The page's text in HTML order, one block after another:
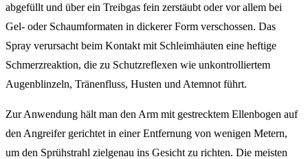
abgefüllt und über ein Treibgas fein zerstäubt oder vor allem bei
Gel- oder Schaumformaten in dickerer Form verschossen. Das
Spray verursacht beim Kontakt mit Schleimhäuten eine heftige
Schmerzreaktion, die zu Schutzreflexen wie unkontrolliertem
Augenblinzeln, Tränenfluss, Husten und Atemnot führt.
Zur Anwendung hält man den Arm mit gestrecktem Ellenbogen auf
den Angreifer gerichtet in einer Entfernung von wenigen Metern,
um den Sprühstrahl zielgenau ins Gesicht zu richten. Die meisten